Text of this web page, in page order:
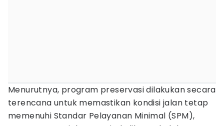
Menurutnya, program preservasi dilakukan secara
terencana untuk memastikan kondisi jalan tetap
memenuhi Standar Pelayanan Minimal (SPM),